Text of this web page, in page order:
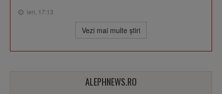
ieri, 17:13
Vezi mai multe ştiri
ALEPHNEWS.RO